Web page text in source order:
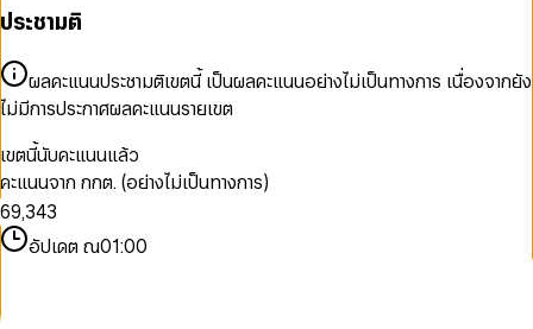
ประชามติ
ผลคะแนนประชามติเขตนี้ เป็นผลคะแนนอย่างไม่เป็นทางการ เนื่องจากยัง
ไม่มีการประกาศผลคะแนนรายเขต
เขตนี้นับคะแนนแล้ว
คะแนนจาก กกต. (อย่างไม่เป็นทางการ)
0
1
2
3
4
5
6
7
8
0
1
2
3
4
5
6
7
8
9,
0
1
2
3
4
5
0
1
2
3
4
5
6
0
1
2
3
4
5
อัปเดต ณ01:00